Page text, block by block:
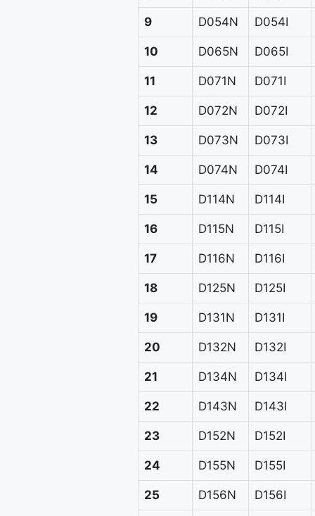
9 D054N D054I
10 D065N D065I
11 D071N D071I
12 D072N D072I
13 D073N D073I
14 D074N D074I
15 D114N D114I
16 D115N D115I
17 D116N D116I
18 D125N D125I
19 D131N D131I
20 D132N D132I
21 D134N D134I
22 D143N D143I
23 D152N D152I
24 D155N D155I
25 D156N D156I